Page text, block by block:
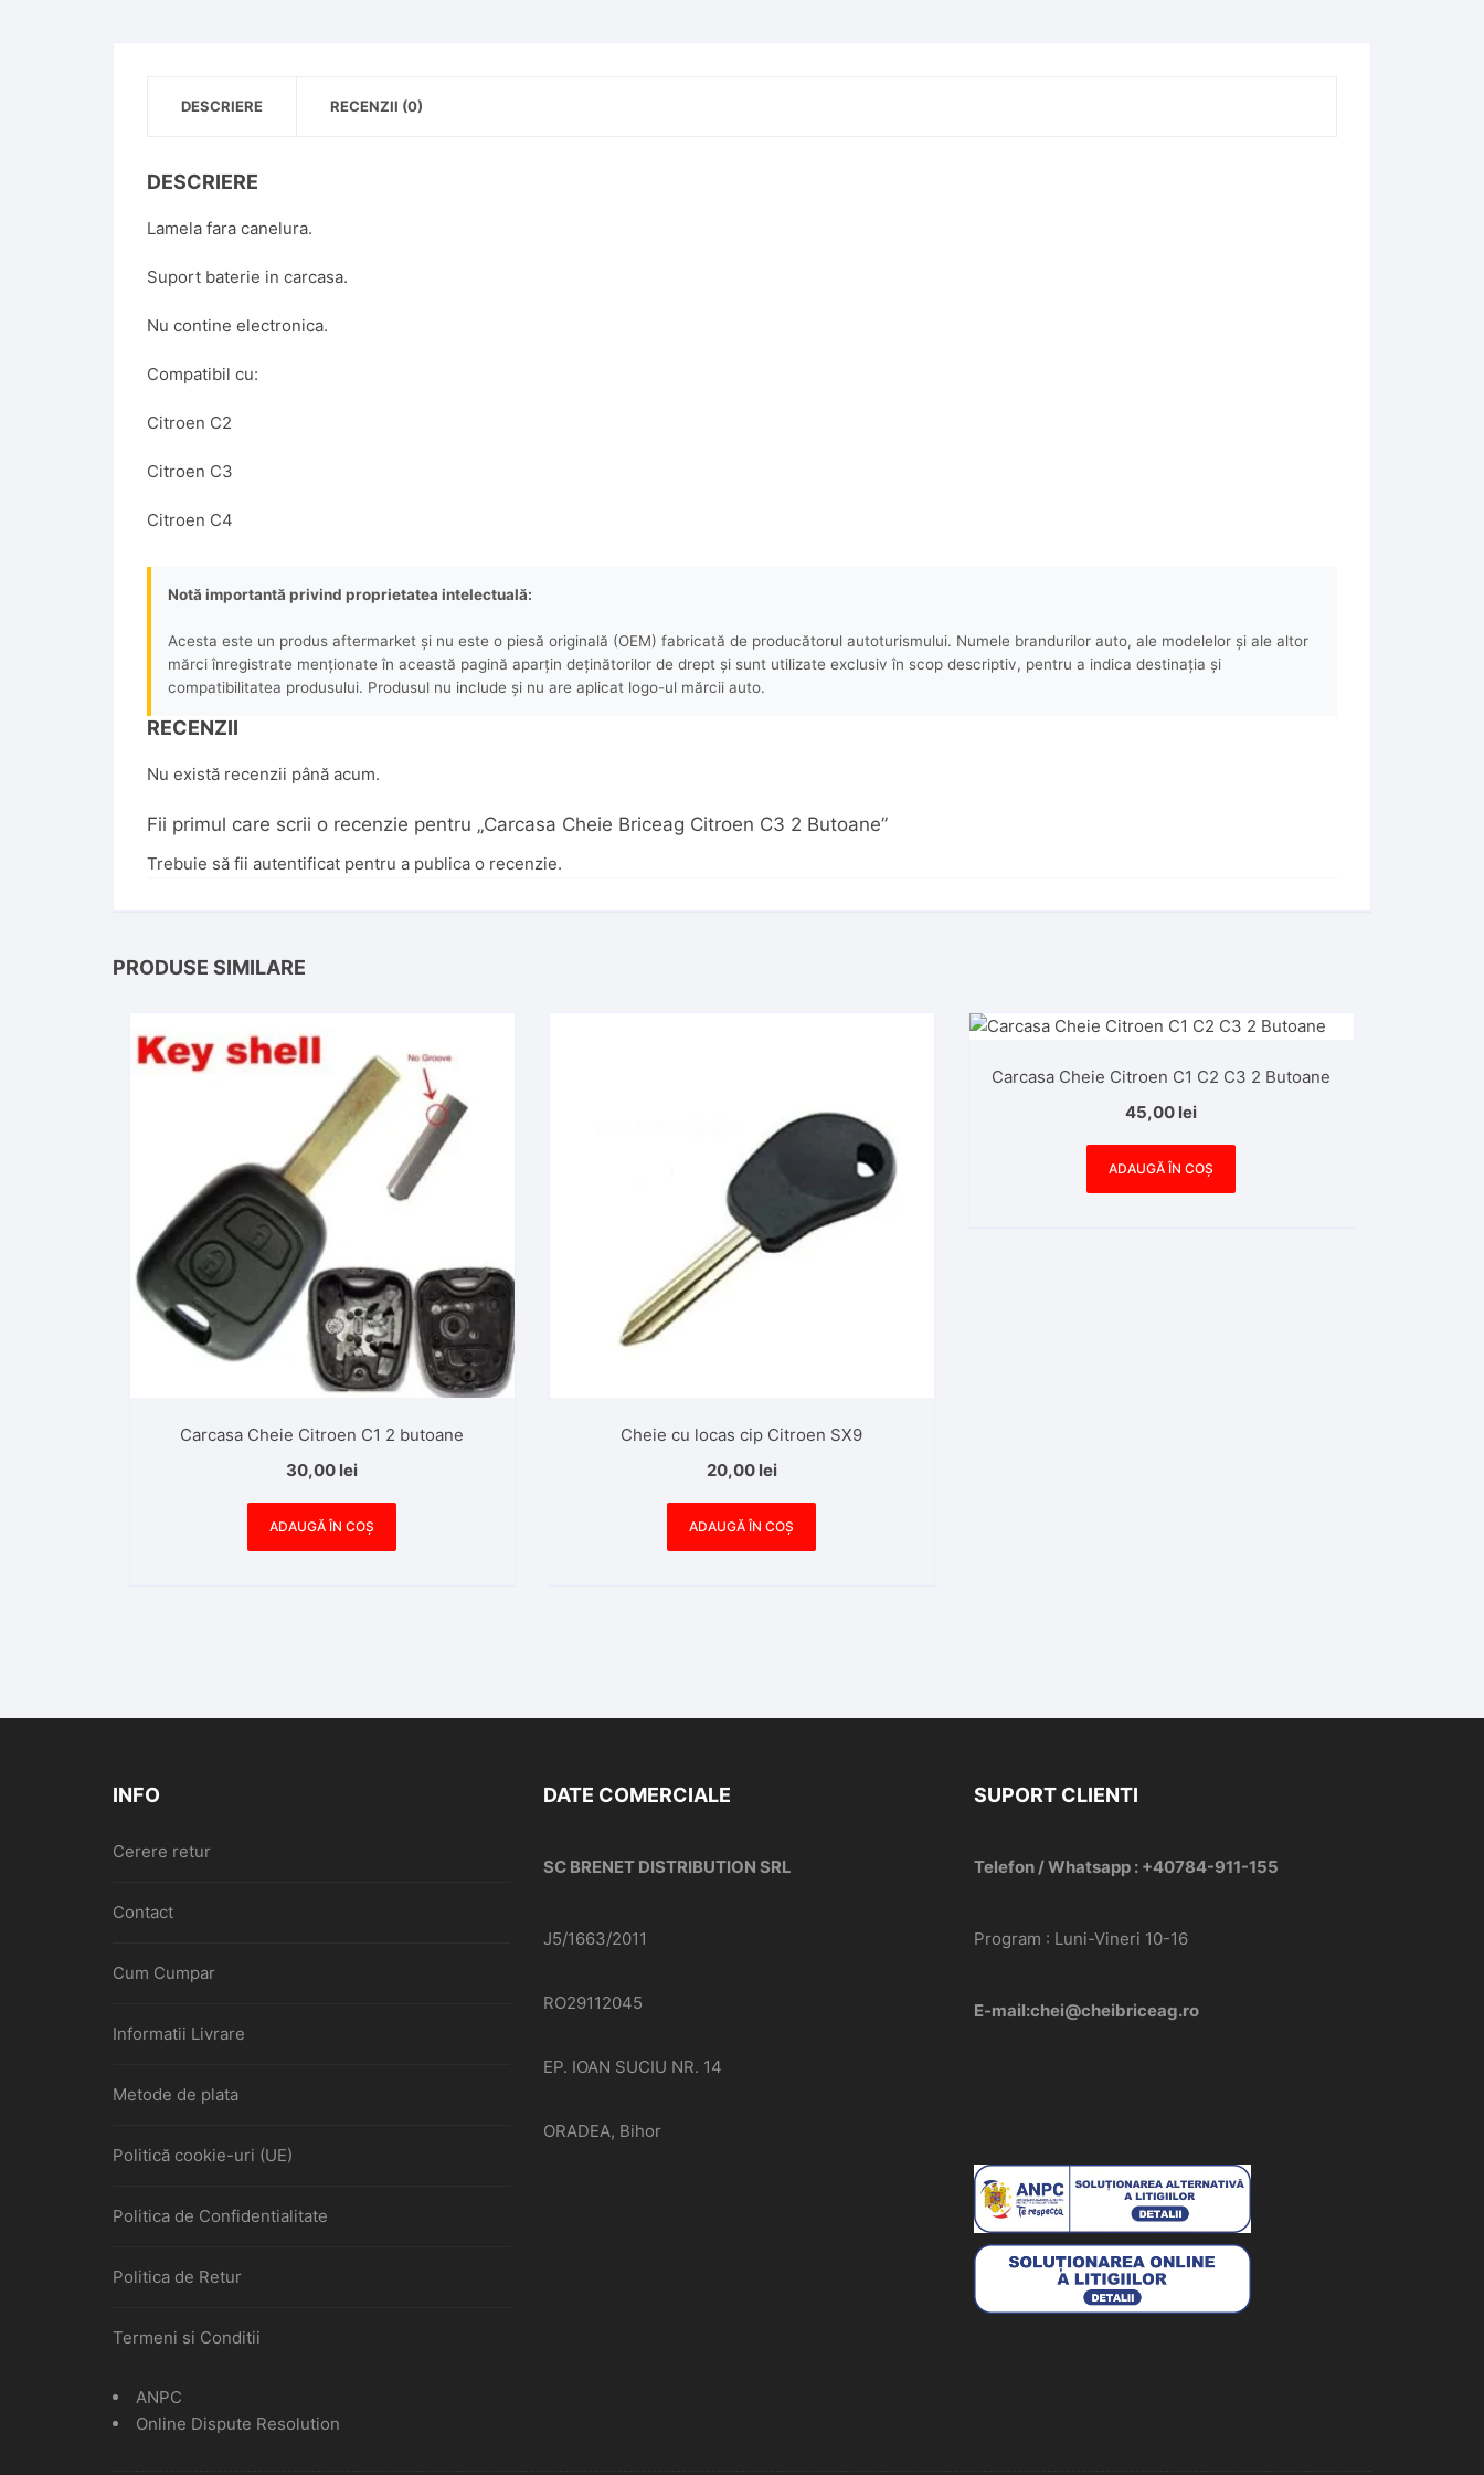
DESCRIERE RECENZII (0)
DESCRIERE
Lamela fara canelura.
Suport baterie in carcasa.
Nu contine electronica.
Compatibil cu:
Citroen C2
Citroen C3
Citroen C4
Notă importantă privind proprietatea intelectuală:
Acesta este un produs aftermarket și nu este o piesă originală (OEM) fabricată de producătorul autoturismului. Numele brandurilor auto, ale modelelor și ale altor
mărci înregistrate menționate în această pagină aparțin deținătorilor de drept și sunt utilizate exclusiv în scop descriptiv, pentru a indica destinația și
compatibilitatea produsului. Produsul nu include și nu are aplicat logo-ul mărcii auto.
RECENZII
Nu există recenzii până acum.
Fii primul care scrii o recenzie pentru „Carcasa Cheie Briceag Citroen C3 2 Butoane”
Trebuie să fii autentificat pentru a publica o recenzie.
PRODUSE SIMILARE
Carcasa Cheie Citroen C1 2 butoane
30,00 lei
ADAUGĂ ÎN COȘ
Cheie cu locas cip Citroen SX9
20,00 lei
ADAUGĂ ÎN COȘ
Carcasa Cheie Citroen C1 C2 C3 2 Butoane
45,00 lei
ADAUGĂ ÎN COȘ
INFO
Cerere retur
Contact
Cum Cumpar
Informatii Livrare
Metode de plata
Politică cookie-uri (UE)
Politica de Confidentialitate
Politica de Retur
Termeni si Conditii
ANPC
Online Dispute Resolution
DATE COMERCIALE
SC BRENET DISTRIBUTION SRL
J5/1663/2011
RO29112045
EP. IOAN SUCIU NR. 14
ORADEA, Bihor
SUPORT CLIENTI
Telefon / Whatsapp : +40784-911-155
Program : Luni-Vineri 10-16
E-mail:chei@cheibriceag.ro